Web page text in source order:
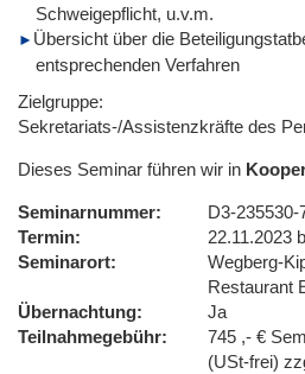
Schweigepflicht, u.v.m.
Übersicht über die
entsprechenden Verfahren
Zielgruppe:
Sekretariats-/Assistenzkräfte des
Dieses Seminar führen wir in
Seminarnummer
D3-235530-
Termin
22.11.2023
Seminarort
Wegberg-
Restaurant
Übernachtung
Ja
Teilnahmegebühr
745 ,- €
(USt-frei)